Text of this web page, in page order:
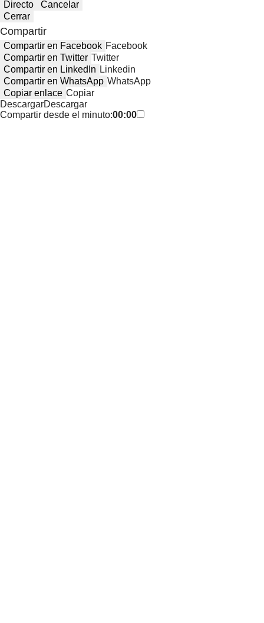
Directo
Cancelar
Cerrar
Compartir
Compartir en Facebook Facebook
Compartir en Twitter Twitter
Compartir en LinkedIn Linkedin
Compartir en WhatsApp WhatsApp
Copiar enlace Copiar
DescargarDescargar
Compartir desde el minuto:00:00